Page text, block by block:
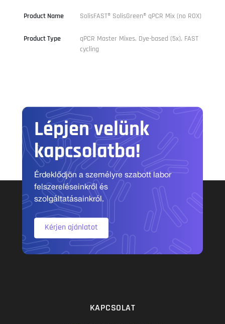
Product Name SolisFAST® SolisGreen® qPCR Mix (no ROX)
Product Type
qPCR Master Mixes, Dye-based (5x), FAST
cycling
Lépjen velünk
kapcsolatba!
Érdeklődjön a személyre szabott labor
felszereléseinkről és
szolgáltatásainkról.
Kérjen ajánlatot
KAPCSOLAT